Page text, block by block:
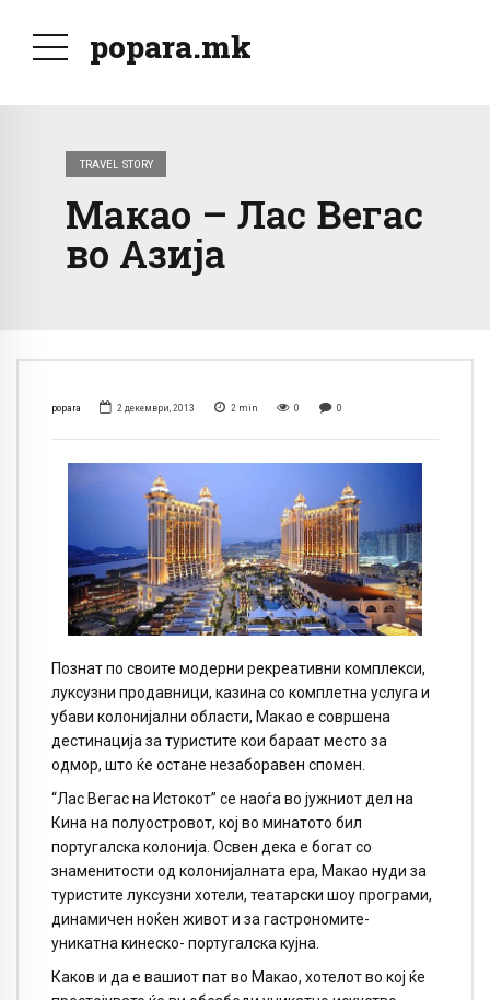
popara.mk
TRAVEL STORY
Макао – Лас Вегас
во Азија
popara 2 декември, 2013 2 min 0 0
Познат по своите модерни рекреативни комплекси,
луксузни продавници, казина со комплетна услуга и
убави колонијални области, Макао е совршена
дестинација за туристите кои бараат место за
одмор, што ќе остане незаборавен спомен.
“Лас Вегас на Истокот” се наоѓа во јужниот дел на
Кина на полуостровот, кој во минатото бил
португалска колонија. Освен дека е богат со
знаменитости од колонијалната ера, Макао нуди за
туристите луксузни хотели, театарски шоу програми,
динамичен ноќен живот и за гастрономите-
уникатна кинеско- португалска кујна.
Каков и да е вашиот пат во Макао, хотелот во кој ќе